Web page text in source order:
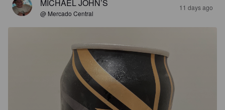
MICHAEL JOHN’S
@ Mercado Central
11 days ago